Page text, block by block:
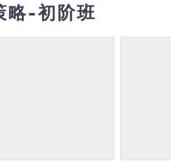
略-初阶班